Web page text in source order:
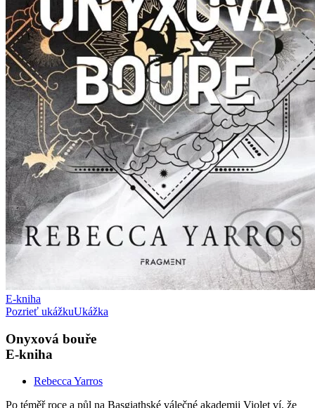
E-kniha
Pozrieť ukážkuUkážka
Onyxová bouře
E-kniha
Rebecca Yarros
Po téměř roce a půl na Basgiathské válečné akademii Violet ví, že